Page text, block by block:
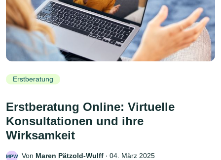
Erstberatung
Erstberatung Online: Virtuelle
Konsultationen und ihre
Wirksamkeit
MPW Von Maren Pätzold-Wulff ‧ 04. März 2025